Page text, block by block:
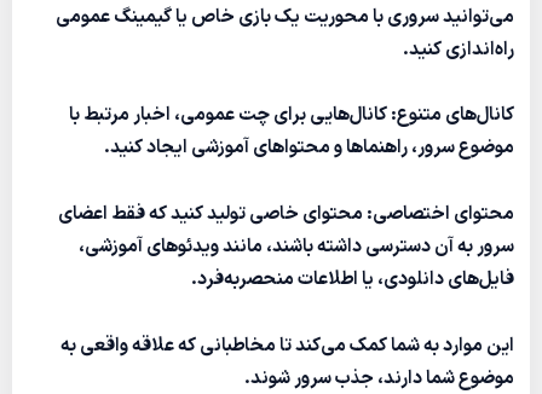
می‌توانید سروری با محوریت یک بازی خاص یا گیمینگ عمومی
راه‌اندازی کنید.
کانال‌های متنوع: کانال‌هایی برای چت عمومی، اخبار مرتبط با
موضوع سرور، راهنماها و محتواهای آموزشی ایجاد کنید.
محتوای اختصاصی: محتوای خاصی تولید کنید که فقط اعضای
سرور به آن دسترسی داشته باشند، مانند ویدئوهای آموزشی،
فایل‌های دانلودی، یا اطلاعات منحصر‌به‌فرد.
این موارد به شما کمک می‌کند تا مخاطبانی که علاقه واقعی به
موضوع شما دارند، جذب سرور شوند.